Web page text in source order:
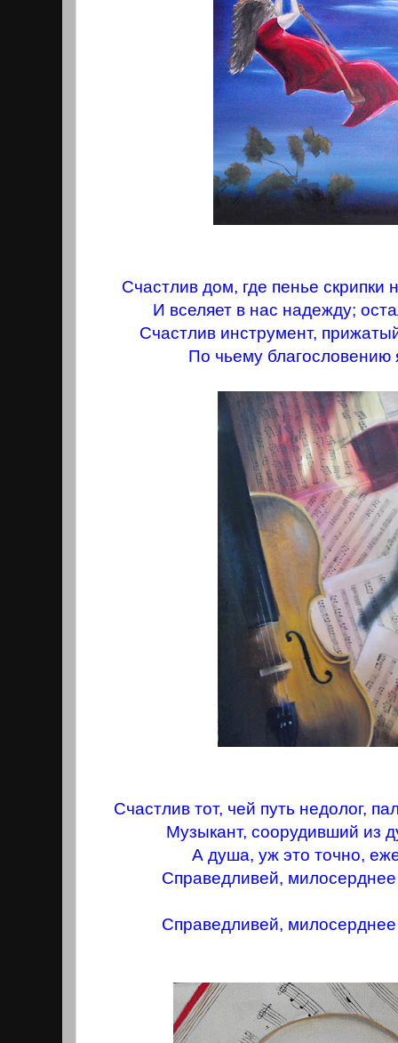
Счастлив дом, где пенье скрипки
И вселяет в нас надежду;
Счастлив инструмент,
По чьему благословению
Счастлив тот, чей путь недолог,
Музыкант, соорудивший из
А душа, уж это точно,
Справедливей,
Справедливей,